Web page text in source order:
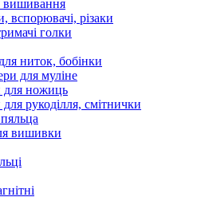
вишивання
вспорювачі, різаки
голки
ниток, бобінки
для муліне
для ножиць
рукоділля, смітнички
вишивки